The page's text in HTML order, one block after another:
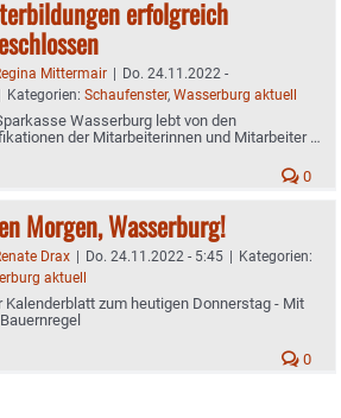
erfolgreich
Mittermair | Do. 24.11.2022 -
Kategorien: Schaufenster, Wasserburg aktuell
Wasserburg lebt von den
der Mitarbeiterinnen und Mitarbeiter -
0
Morgen, Wasserburg!
Drax | Do. 24.11.2022 - 5:45 | Kategorien:
aktuell
Kalenderblatt zum heutigen Donnerstag - Mit
0